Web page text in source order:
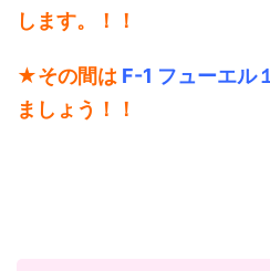
します。！！
★その間は F-1 フューエル
ましょう！！